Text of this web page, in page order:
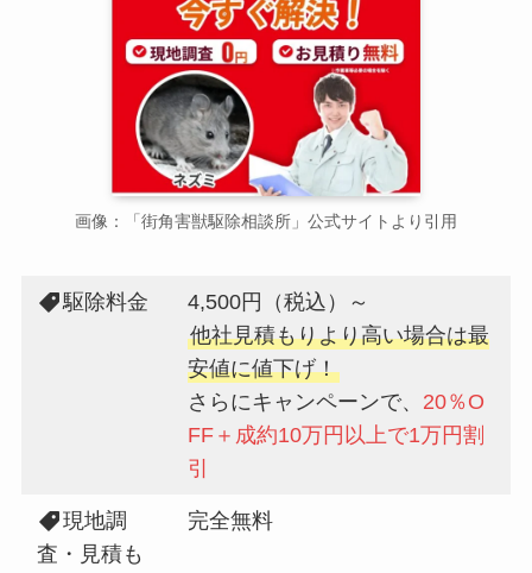
画像：「街角害獣駆除相談所」公式サイトより引用
駆除料金
4,500円（税込）～
他社見積もりより高い場合は最
安値に値下げ！
さらにキャンペーンで、 20％O
FF＋成約10万円以上で1万円割
引
現地調
査・見積も
完全無料